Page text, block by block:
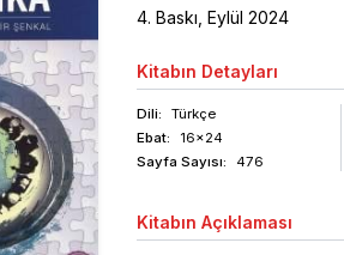
4. Baskı, Eylül 2024
Kitabın Detayları
Dili:
Türkçe
Ebat:
16x24
Sayfa Sayısı: 476
Kitabın Açıklaması